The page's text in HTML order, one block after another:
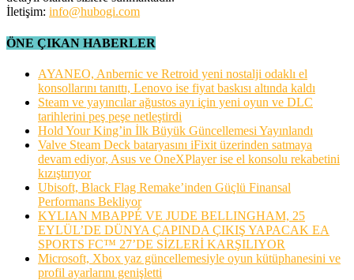
İletişim: info@hubogi.com
ÖNE ÇIKAN HABERLER
AYANEO, Anbernic ve Retroid yeni nostalji odaklı el
konsollarını tanıttı, Lenovo ise fiyat baskısı altında kaldı
Steam ve yayıncılar ağustos ayı için yeni oyun ve DLC
tarihlerini peş peşe netleştirdi
Hold Your King’in İlk Büyük Güncellemesi Yayınlandı
Valve Steam Deck bataryasını iFixit üzerinden satmaya
devam ediyor, Asus ve OneXPlayer ise el konsolu rekabetini
kızıştırıyor
Ubisoft, Black Flag Remake’inden Güçlü Finansal
Performans Bekliyor
KYLIAN MBAPPÉ VE JUDE BELLINGHAM, 25
EYLÜL’DE DÜNYA ÇAPINDA ÇIKIŞ YAPACAK EA
SPORTS FC™ 27’DE SİZLERİ KARŞILIYOR
Microsoft, Xbox yaz güncellemesiyle oyun kütüphanesini ve
profil ayarlarını genişletti